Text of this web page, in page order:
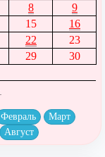
8
9
15
16
22
23
29
30
Февраль
Март
Август